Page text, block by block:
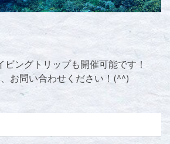
ビングトリップも開催可能です！
お問い合わせください！(^^)